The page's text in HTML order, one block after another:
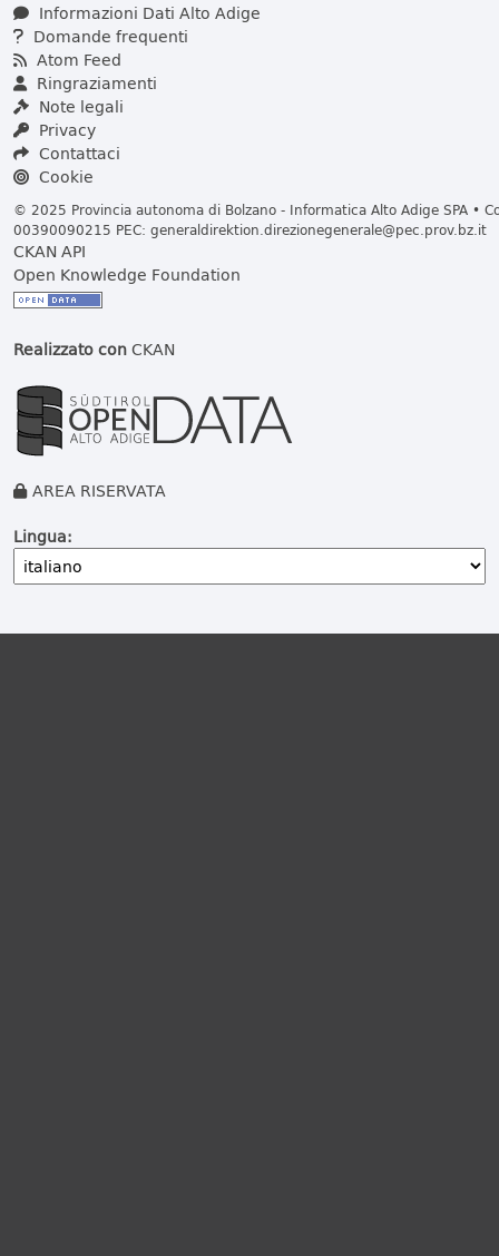
Informazioni Dati Alto Adige
Domande frequenti
Atom Feed
Ringraziamenti
Note legali
Privacy
Contattaci
Cookie
© 2025 Provincia autonoma di Bolzano - Informatica Alto Adige SPA •
00390090215 PEC: generaldirektion.direzionegenerale@pec.prov.bz.it
CKAN API
Open Knowledge Foundation
Realizzato conCKAN
AREA RISERVATA
Lingua